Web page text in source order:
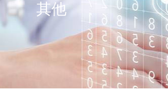
其他